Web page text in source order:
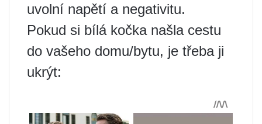
uvolní napětí a negativitu.
Pokud si bílá kočka našla cestu
do vašeho domu/bytu, je třeba ji
ukrýt: